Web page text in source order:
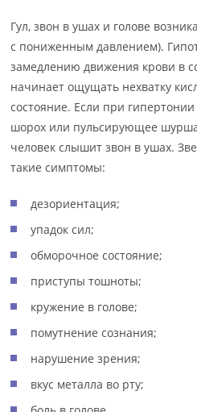
Гул, звон в ушах и голове
с пониженным давлением).
замедлению движения крови в
начинает ощущать нехватку
состояние. Если при
шорох или пульсирующее
человек слышит звон в ушах.
такие симптомы:
дезориентация;
упадок сил;
обморочное состояние;
приступы тошноты;
кружение в голове;
помутнение сознания;
нарушение зрения;
вкус металла во рту;